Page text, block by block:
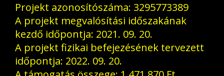
Projekt azonosítószáma: 3295773389
A projekt megvalósítási időszakának
kezdő időpontja: 2021. 09. 20.
A projekt fizikai befejezésének tervezett
időpontja: 2022. 09. 20.